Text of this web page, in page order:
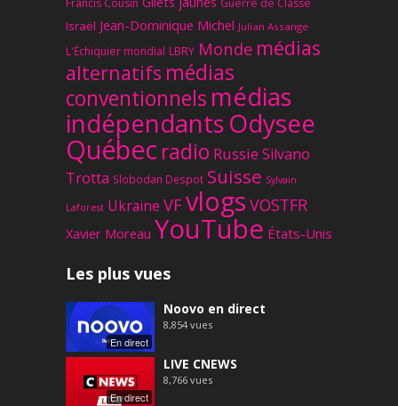
Israël Jean-Dominique Michel Julian Assange
L'Échiquier mondial LBRY Monde médias
alternatifs médias
conventionnels médias
indépendantsOdysee
Québec radio Russie Silvano
Trotta Slobodan Despot Suisse Sylvain
Laforest Ukraine VFvlogs VOSTFR
Xavier Moreau YouTube États-Unis
Les plus vues
En direct
Noovo en direct
8,854 vues
En direct
LIVE CNEWS
8,766 vues